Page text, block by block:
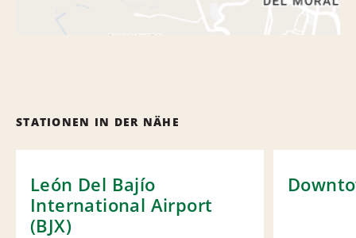
STATIONEN IN DER NÄHE
León Del Bajío
International Airport
(BJX)